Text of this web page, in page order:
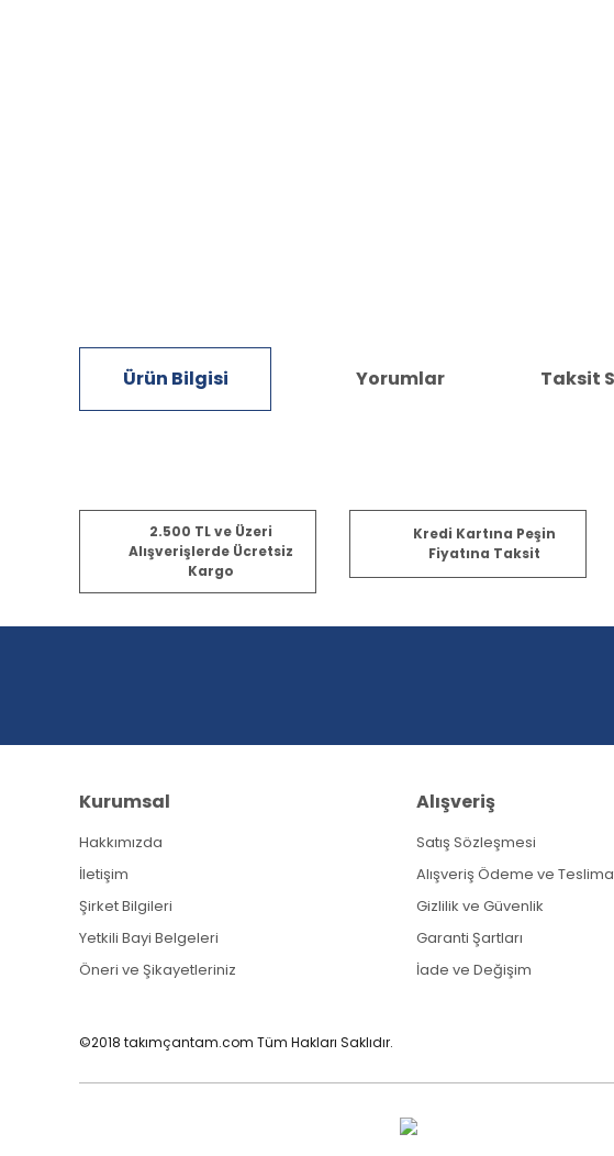
Ürün Bilgisi Yorumlar Taksit
Bu ürünün fiyat bilgisi, resim, ürün açıklamalarında ve diğer konularda
Görüş ve önerileriniz için teşekkür ederiz.
Ürün resmi kalitesiz, bozuk veya görüntülenemiyor.
Ürün açıklamasında eksik bilgiler bulunuyor.
2.500 TL ve Üzeri
Alışverişlerde Ücretsiz
Kargo
Kredi Kartına Peşin
Fiyatına Taksit
Kurumsal
Hakkımızda
İletişim
Şirket Bilgileri
Yetkili Bayi Belgeleri
Öneri ve Şikayetleriniz
Alışveriş
Satış Sözleşmesi
Alışveriş Ödeme ve
Gizlilik ve Güvenlik
Garanti Şartları
İade ve Değişim
©2018 takımçantam.com Tüm Hakları Saklıdır.